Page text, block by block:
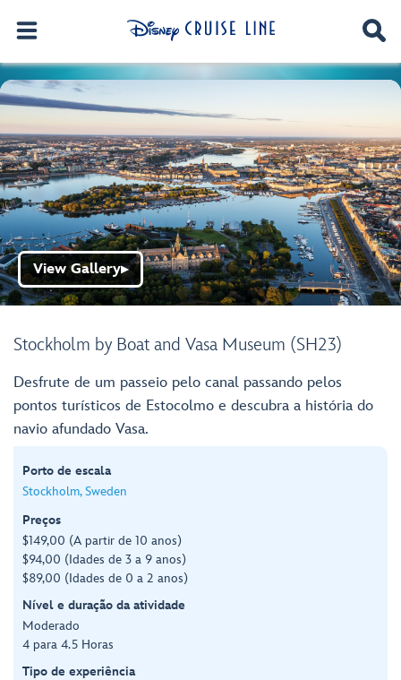
Stockholm by Boat and Vasa Museum (SH23)
View Gallery▶
Desfrute de um passeio pelo canal passando pelos
pontos turísticos de Estocolmo e descubra a história do
navio afundado Vasa.
Porto de escala
Stockholm, Sweden
Preços
$149,00 (A partir de 10 anos)
$94,00 (Idades de 3 a 9 anos)
$89,00 (Idades de 0 a 2 anos)
Nível e duração da atividade
Moderado
4 para 4.5 Horas
Tipo de experiência